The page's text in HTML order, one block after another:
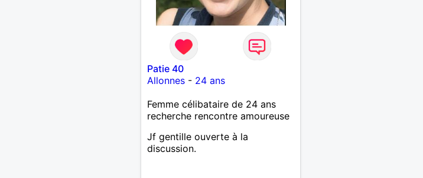
Patie 40
Allonnes- 24 ans
Femme célibataire de 24 ans
recherche rencontre amoureuse
Jf gentille ouverte à la
discussion.